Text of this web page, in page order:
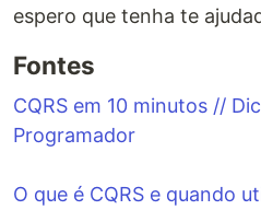
espero que tenha te
Fontes
CQRS em 10 minutos //
Programador
O que é CQRS e quando